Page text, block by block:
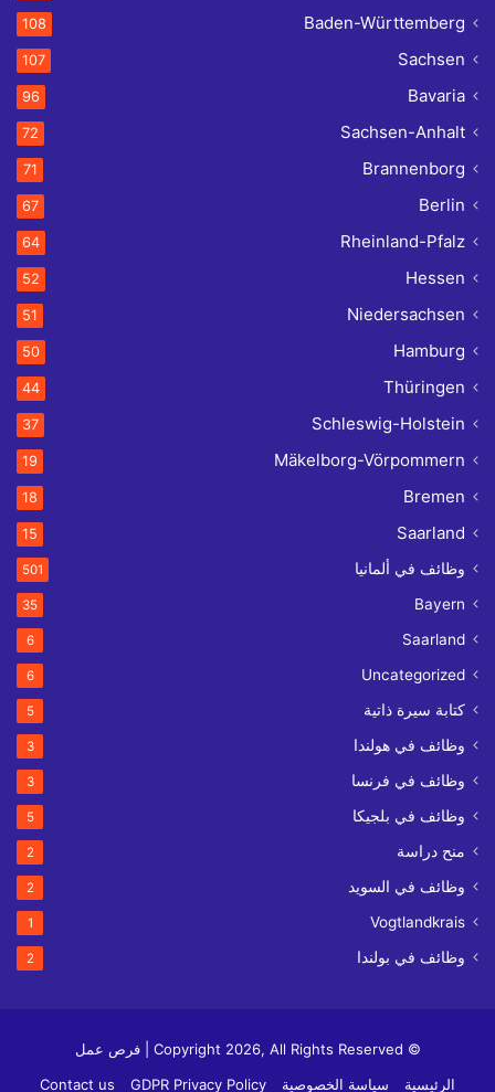
Baden-Württemberg
108
Sachsen
107
Bavaria
96
Sachsen-Anhalt
72
Brannenborg
71
Berlin
67
Rheinland-Pfalz
64
Hessen
52
Niedersachsen
51
Hamburg
50
Thüringen
44
Schleswig-Holstein
37
Mäkelborg-Vörpommern
19
Bremen
18
Saarland
15
وظائف في ألمانيا 501
Bayern
35
Saarland
6
Uncategorized
6
كتابة سيرة ذاتية 5
وظائف في هولندا 3
وظائف في فرنسا 3
وظائف في بلجيكا 5
منح دراسة 2
وظائف في السويد 2
Vogtlandkrais
1
وظائف في بولندا 2
© Copyright 2026, All Rights Reserved | فرص عمل
الرئيسية
سياسة الخصوصية GDPR Privacy Policy
Contact us